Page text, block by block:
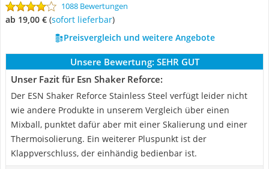
1088 Bewertungen
ab 19,00 € ( Sofort lieferbar)
Preisvergleich und weitere Angebote
Unsere Bewertung: SEHR GUT
Unser Fazit für Esn Shaker Reforce:
Der ESN Shaker Reforce Stainless Steel verfügt leider nicht
wie andere Produkte in unserem Vergleich über einen
Mixball, punktet dafür aber mit einer Skalierung und einer
Thermoisolierung. Ein weiterer Pluspunkt ist der
Klappverschluss, der einhändig bedienbar ist.